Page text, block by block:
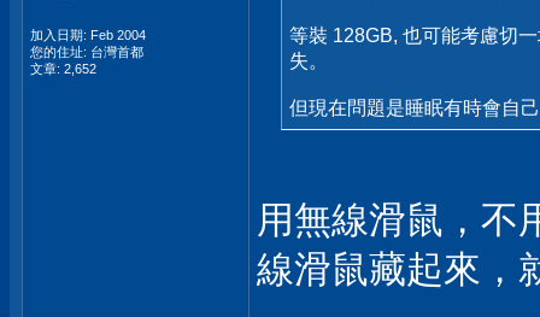
加入日期: Feb 2004
您的住址: 台灣首都
文章: 2,652
等裝 128GB, 也可能考慮切
失。
但現在問題是睡眠有時會自
用無線滑鼠，不
線滑鼠藏起來，